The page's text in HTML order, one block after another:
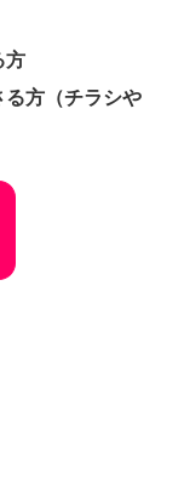
方
る方（チラシや